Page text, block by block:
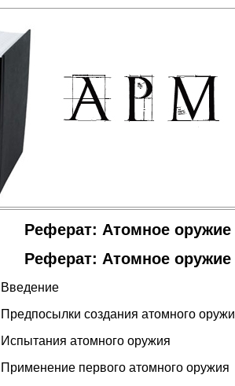
Реферат: Атомное оружие
Реферат: Атомное оружие
Введение
Предпосылки создания атомного
Испытания атомного оружия
Применение первого атомного оружия